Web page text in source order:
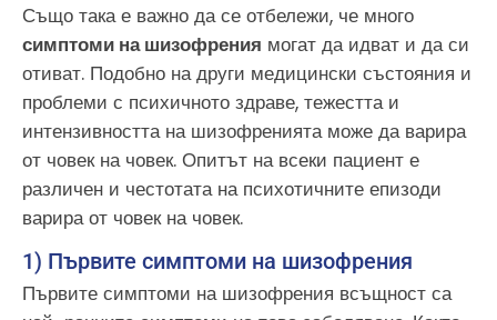
Също така е важно да се отбележи, че много
симптоми на шизофрения могат да идват и да си
отиват. Подобно на други медицински състояния и
проблеми с психичното здраве, тежестта и
интензивността на шизофренията може да варира
от човек на човек. Опитът на всеки пациент е
различен и честотата на психотичните епизоди
варира от човек на човек.
1) Първите симптоми на шизофрения
Първите симптоми на шизофрения всъщност са